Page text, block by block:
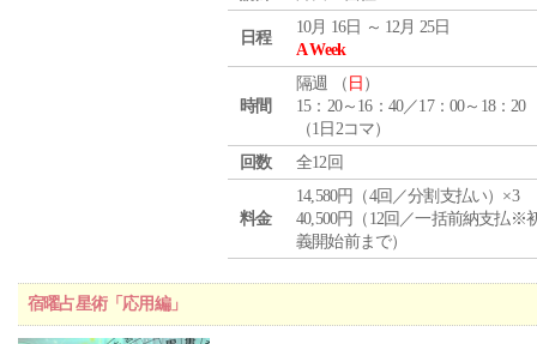
日程
10月 16日 ～ 12月 25日
A Week
時間
隔週 （ 日 ）
15：20～16：40／17：00～18：20
（1日2コマ）
回数
全12回
料金
14,580円（4回／分割支払い）×3
40,500円（12回／一括前納支払※
義開始前まで）
宿曜占星術「応用編」